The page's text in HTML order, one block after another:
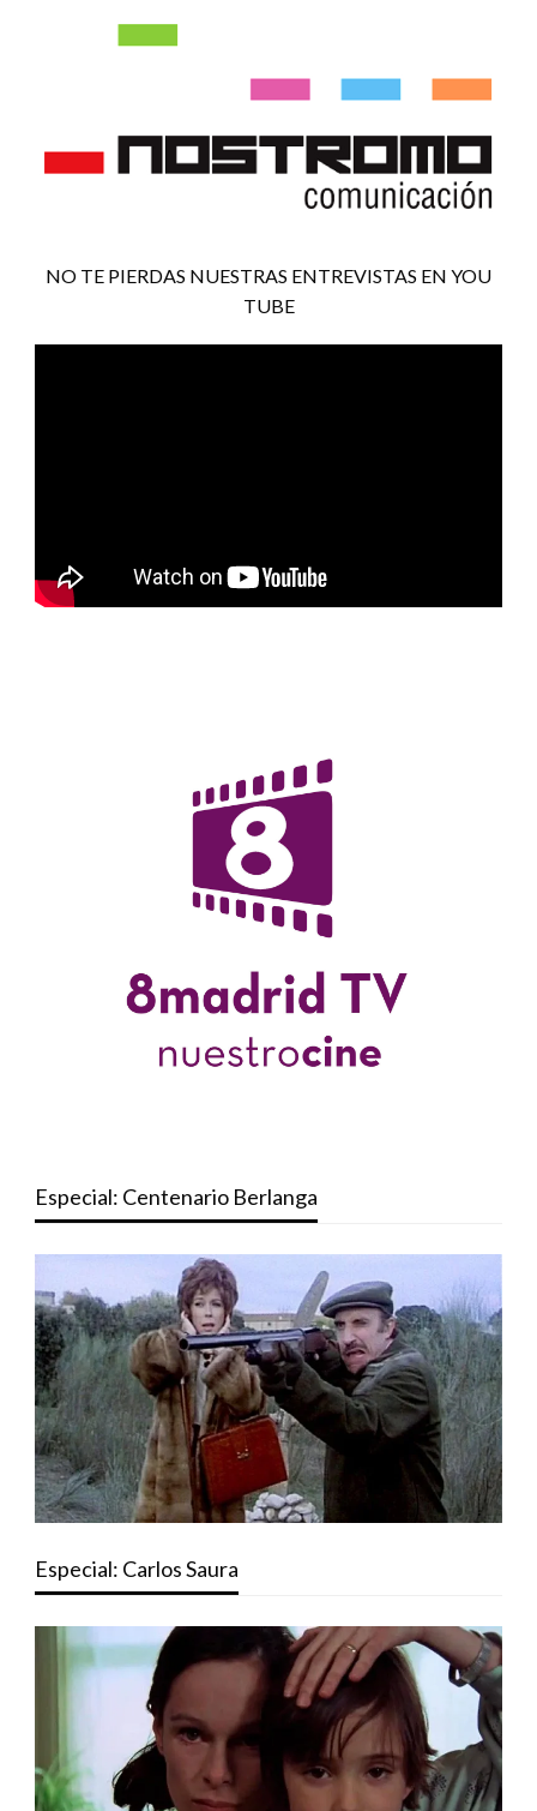
NO TE PIERDAS NUESTRAS ENTREVISTAS EN YOU
TUBE
Especial: Centenario Berlanga
Especial: Carlos Saura